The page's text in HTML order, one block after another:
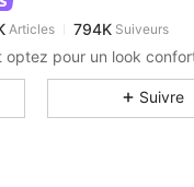
Articles
de naviguer
794K
794K
794K
Suivre